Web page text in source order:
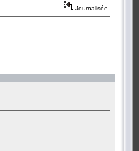
Journalisée